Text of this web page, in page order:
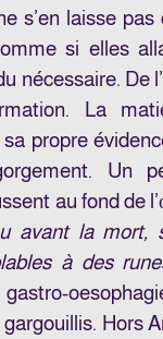
s’en laisse
si elles
nécessaire. De
La
sa propre
Un
au fond de
avant la mort,
à des
Hors